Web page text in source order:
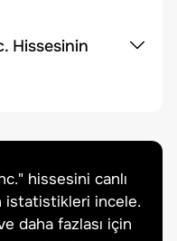
Hissesinin
" hissesini canlı
istatistikleri incele.
daha fazlası için